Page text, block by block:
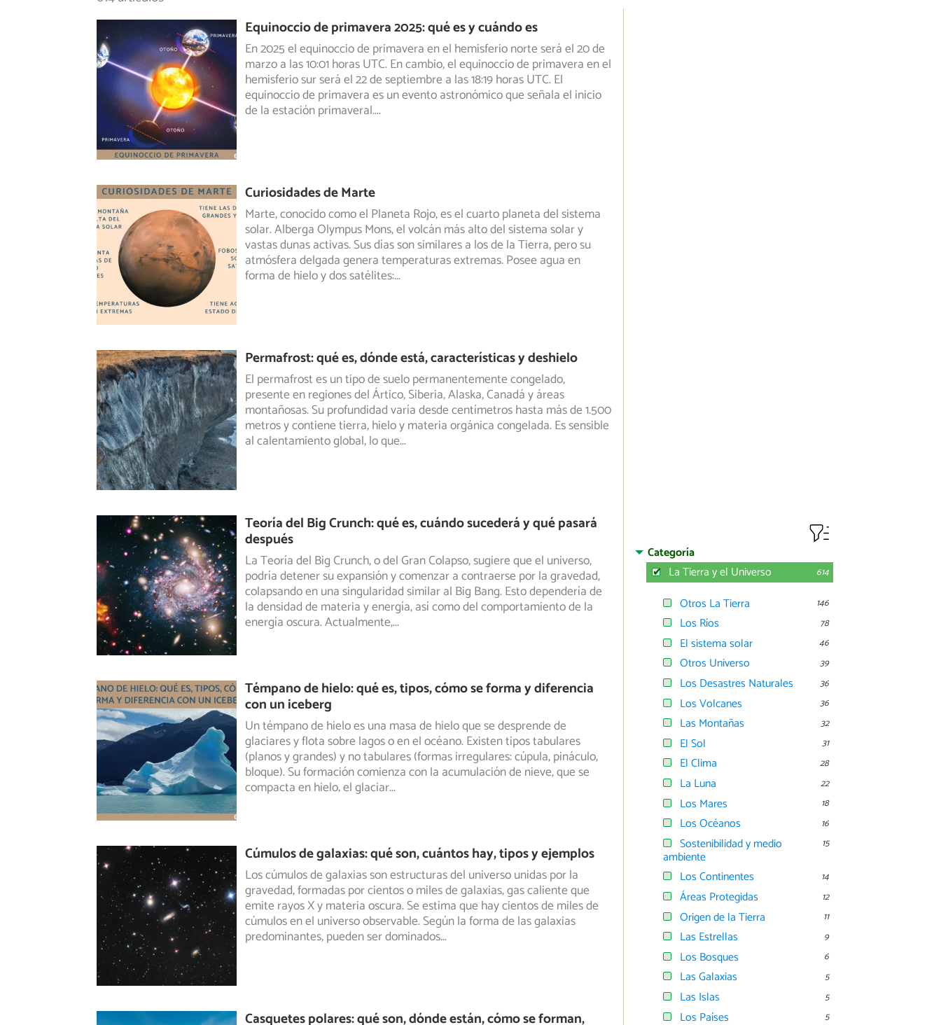
Equinoccio de primavera 2025: qué es y cuándo es
En 2025 el equinoccio de primavera en el hemisferio norte será el 20 de
marzo a las 10:01 horas UTC. En cambio, el equinoccio de primavera enel
hemisferio sur será el 22 de septiembre a las 18:19 horas UTC. El
equinoccio de primavera es un evento astronómico que señala el inicio
de la estación primaveral....
Curiosidades de Marte
Marte, conocido como el Planeta Rojo, es el cuarto planeta del sistema
solar. Alberga Olympus Mons, el volcán más alto del sistema solar y
vastasdunas activas. Sus días son similares a los de la Tierra, pero su
atmósfera delgada genera temperaturas extremas. Posee agua en
forma de hielo y dos satélites:...
Permafrost: qué es, dónde está, características y deshielo
El permafrost es un tipo de suelo permanentemente congelado,
presente en regiones del Ártico, Siberia, Alaska, Canadá y áreas
montañosas. Suprofundidad varía desde centímetros hasta más de 1.500
metros y contiene tierra, hielo y materia orgánica congelada. Es sensible
al calentamiento global, lo que...
Teoría del Big Crunch: qué es, cuándo sucederá y qué pasará
después
La Teoría del Big Crunch, o del Gran Colapso, sugiere que el universo,
podría detener su expansión y comenzar a contraerse por la gravedad,
colapsando en una singularidad similar al Big Bang. Esto dependería de
la densidad de materia y energía, así como del comportamiento de la
energía oscura. Actualmente,...
Témpano de hielo: qué es, tipos, cómo se forma y diferencia
con un iceberg
Un témpano de hielo es una masa de hielo que se desprende de
glaciares y flota sobre lagos o en el océano. Existen tipos tabulares
(planos ygrandes) y no tabulares (formas irregulares: cúpula, pináculo,
bloque). Su formación comienza con la acumulación de nieve, que se
compacta en hielo; el glaciar...
Cúmulos de galaxias: qué son, cuántos hay, tipos y ejemplos
Los cúmulos de galaxias son estructuras del universo unidas por la
gravedad, formadas por cientos o miles de galaxias, gas caliente que
emite rayos X y materia oscura. Se estima que hay cientos de miles de
cúmulos en el universo observable. Según la forma de las galaxias
predominantes, pueden ser dominados...
Casquetes polares: qué son, dónde están, cómo se forman,
Categoría
La Tierra y el Universo
614
Otros La Tierra 146
Los Ríos 78
El sistema solar 46
Otros Universo 39
Los Desastres Naturales 36
Los Volcanes 36
Las Montañas 32
El Sol 31
El Clima 28
La Luna 22
Los Mares 18
Los Océanos 16
Sostenibilidad y medio
ambiente
15
Los Continentes 14
Áreas Protegidas 12
Origen de la Tierra 11
Las Estrellas 9
Los Bosques 6
Las Galaxias 5
Las Islas 5
Los Países 5